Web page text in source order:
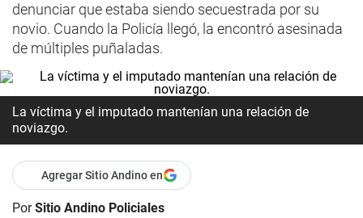
denunciar que estaba siendo secuestrada por su
novio. Cuando la Policía llegó, la encontró asesinada
de múltiples puñaladas.
La víctima y el imputado mantenían una relación de
noviazgo.
Agregar Sitio Andino en
PorSitio Andino Policiales